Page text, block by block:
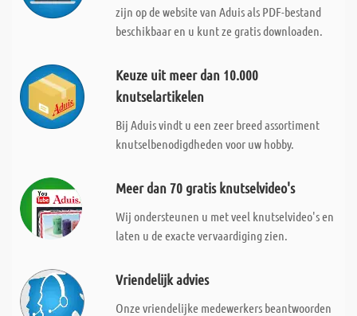
zijn op de website van Aduis als PDF-bestand
beschikbaar en u kunt ze gratis downloaden.
Keuze uit meer dan 10.000
knutselartikelen
Bij Aduis vindt u een zeer breed assortiment
knutselbenodigdheden voor uw hobby.
Meer dan 70 gratis knutselvideo's
Wij ondersteunen u met veel knutselvideo's en
laten u de exacte vervaardiging zien.
Vriendelijk advies
Onze vriendelijke medewerkers beantwoorden